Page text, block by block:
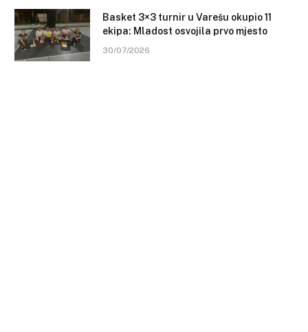
Basket 3×3 turnir u Varešu okupio 11
ekipa: Mladost osvojila prvo mjesto
30/07/2026